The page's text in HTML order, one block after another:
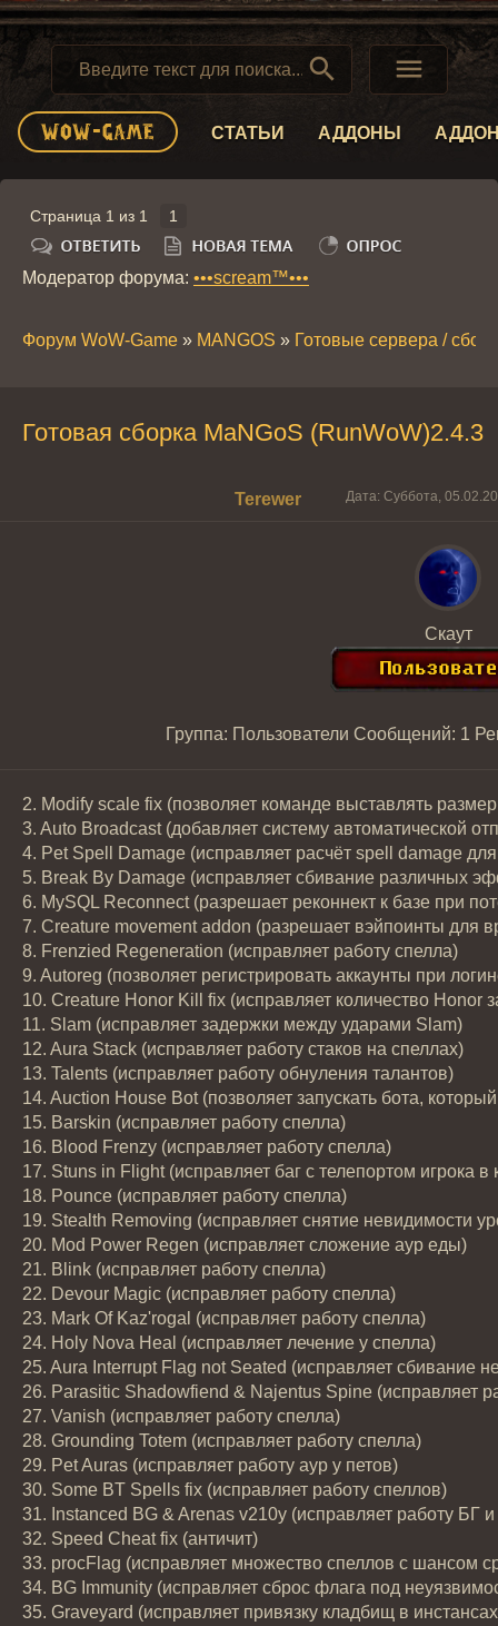
 
СТАТЬИ АДДОНЫ
Страница 1 из 1 1
Модератор форума: •••scream™•••
Форум WoW-Game » MANGOS » Готовые сервера /
Готовая сборка MaNGoS (RunWoW)2.4.3
Terewer Дата: Суббота,
Скаут
Группа: Пользователи Сообщений: 1
2. Modify scale fix (позволяет команде выставлять
3. Auto Broadcast (добавляет систему автоматической
4. Pet Spell Damage (исправляет расчёт spell damage
5. Break By Damage (исправляет сбивание различных
6. MySQL Reconnect (разрешает реконнект к базе при
7. Creature movement addon (разрешает вэйпоинты для
8. Frenzied Regeneration (исправляет работу спелла)
9. Autoreg (позволяет регистрировать аккаунты при
10. Creature Honor Kill fix (исправляет количество Honor
11. Slam (исправляет задержки между ударами Slam)
12. Aura Stack (исправляет работу стаков на спеллах)
13. Talents (исправляет работу обнуления талантов)
14. Auction House Bot (позволяет запускать бота,
15. Barskin (исправляет работу спелла)
16. Blood Frenzy (исправляет работу спелла)
17. Stuns in Flight (исправляет баг с телепортом игрока
18. Pounce (исправляет работу спелла)
19. Stealth Removing (исправляет снятие невидимости
20. Mod Power Regen (исправляет сложение аур еды)
21. Blink (исправляет работу спелла)
22. Devour Magic (исправляет работу спелла)
23. Mark Of Kaz'rogal (исправляет работу спелла)
24. Holy Nova Heal (исправляет лечение у спелла)
25. Aura Interrupt Flag not Seated (исправляет сбивание
26. Parasitic Shadowfiend & Najentus Spine (исправляет
27. Vanish (исправляет работу спелла)
28. Grounding Totem (исправляет работу спелла)
29. Pet Auras (исправляет работу аур у петов)
30. Some BT Spells fix (исправляет работу спеллов)
31. Instanced BG & Arenas v210y (исправляет работу БГ
32. Speed Cheat fix (античит)
33. procFlag (исправляет множество спеллов с шансом
34. BG Immunity (исправляет сброс флага под
35. Graveyard (исправляет привязку кладбищ в